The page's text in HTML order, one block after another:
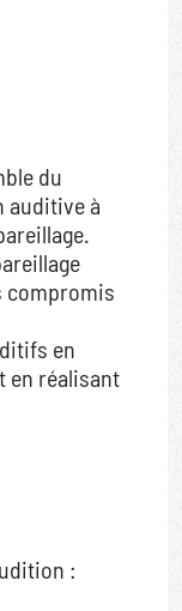
du
auditive à
compromis
en
en réalisant
: